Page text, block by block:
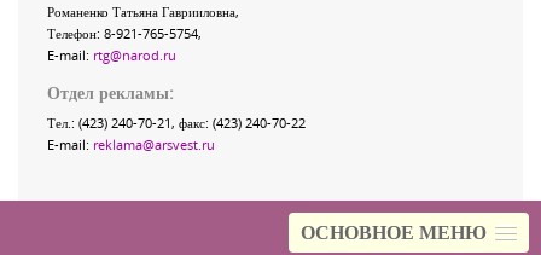
ОСНОВНОЕ МЕНЮ
Романенко Татьяна Гаврииловна,
Телефон: 8-921-765-5754,
E-mail: rtg@narod.ru
Отдел рекламы:
Тел.: (423) 240-70-21, факс: (423) 240-70-22
E-mail: reklama@arsvest.ru